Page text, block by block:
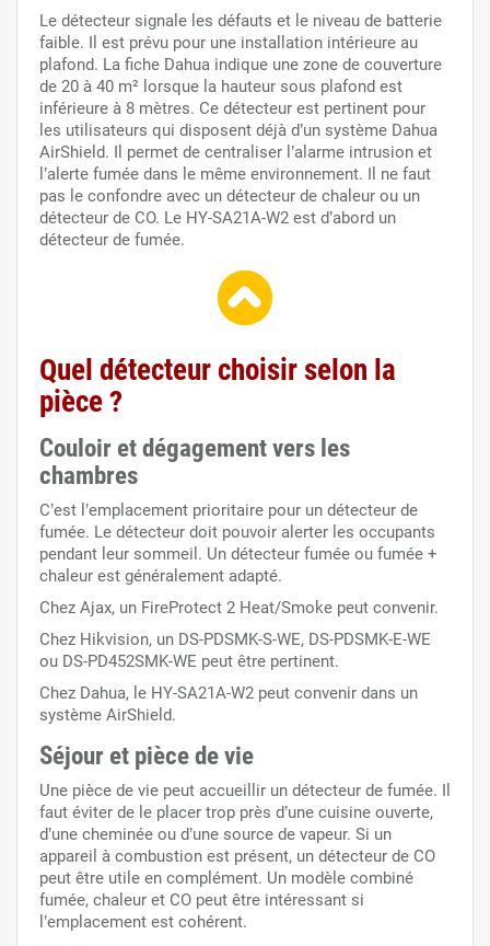
Le détecteur signale les défauts et le niveau de batterie
faible. Il est prévu pour une installation intérieure au
plafond. La fiche Dahua indique une zone de couverture
de 20 à 40 m² lorsque la hauteur sous plafond est
inférieure à 8 mètres. Ce détecteur est pertinent pour
les utilisateurs qui disposent déjà d’un système Dahua
AirShield. Il permet de centraliser l’alarme intrusion et
l’alerte fumée dans le même environnement. Il ne faut
pas le confondre avec un détecteur de chaleur ou un
détecteur de CO. Le HY-SA21A-W2 est d’abord un
détecteur de fumée.
Quel détecteur choisir selon la
pièce ?
Couloir et dégagement vers les
chambres
C’est l’emplacement prioritaire pour un détecteur de
fumée. Le détecteur doit pouvoir alerter les occupants
pendant leur sommeil. Un détecteur fumée ou fumée +
chaleur est généralement adapté.
Chez Ajax, un FireProtect 2 Heat/Smoke peut convenir.
Chez Hikvision, un DS-PDSMK-S-WE, DS-PDSMK-E-WE
ou DS-PD452SMK-WE peut être pertinent.
Chez Dahua, le HY-SA21A-W2 peut convenir dans un
système AirShield.
Séjour et pièce de vie
Une pièce de vie peut accueillir un détecteur de fumée. Il
faut éviter de le placer trop près d’une cuisine ouverte,
d’une cheminée ou d’une source de vapeur. Si un
appareil à combustion est présent, un détecteur de CO
peut être utile en complément. Un modèle combiné
fumée, chaleur et CO peut être intéressant si
l’emplacement est cohérent.